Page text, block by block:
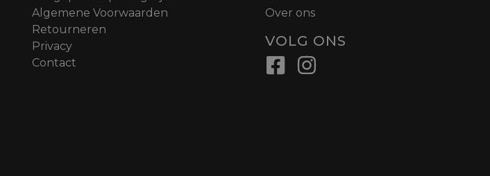
Algemene Voorwaarden
Retourneren
Privacy
Contact
Over ons
VOLG ONS